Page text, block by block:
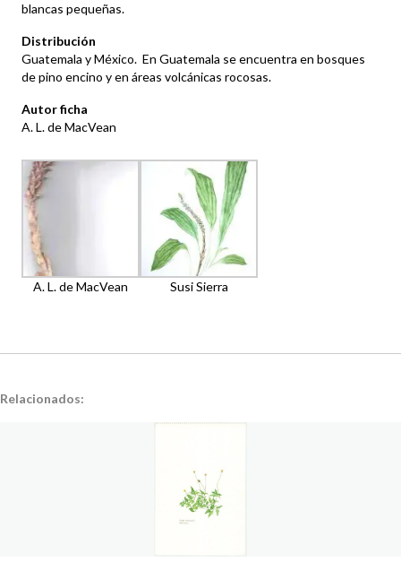
blancas pequeñas.
Distribución
Guatemala y México. En Guatemala se encuentra en bosques
de pino encino y en áreas volcánicas rocosas.
Autor ficha
A. L. de MacVean
A. L. de MacVean Susi Sierra
Relacionados: